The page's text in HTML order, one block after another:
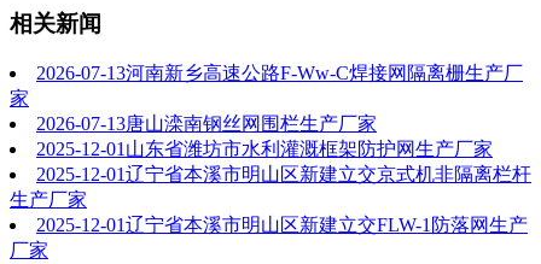
相关新闻
2026-07-13河南新乡高速公路F-Ww-C焊接网隔离栅生产厂
家
2026-07-13唐山滦南钢丝网围栏生产厂家
2025-12-01 山东省潍坊市水利灌溉框架防护网生产厂家
2025-12-01辽宁省本溪市明山区新建立交京式机非隔离栏杆
生产厂家
2025-12-01辽宁省本溪市明山区新建立交FLW-1防落网生产
厂家